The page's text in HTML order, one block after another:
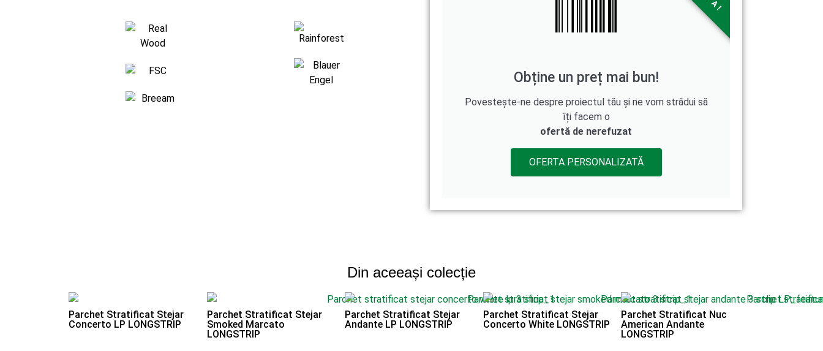
Obține un preț mai bun!
Povestește-ne despre proiectul tău și ne vom strădui să
îți facem o
ofertă de nerefuzat
OFERTA PERSONALIZATĂ
Din aceeași colecție
Parchet Stratificat Stejar
Concerto LP LONGSTRIP
Parchet Stratificat Stejar
Smoked Marcato
LONGSTRIP
Parchet Stratificat Stejar
Andante LP LONGSTRIP
Parchet Stratificat Stejar
Concerto White LONGSTRIP
Parchet Stratificat Nuc
American Andante
LONGSTRIP